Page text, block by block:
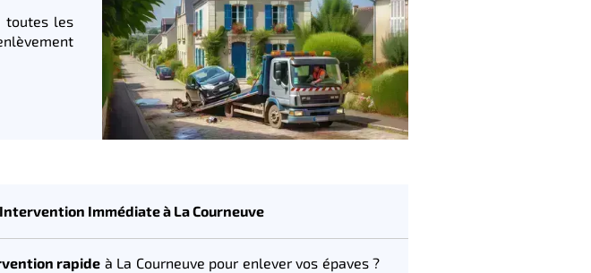
toutes les
Immédiate à La Courneuve
rapide à La Courneuve pour enlever vos épaves ?